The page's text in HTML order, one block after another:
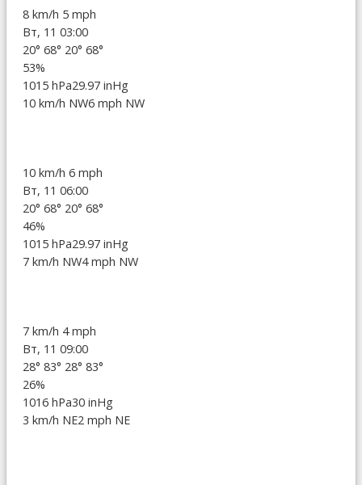
8 km/h 5 mph
Вт, 11 03:00
20° 68° 20° 68°
53%
1015 hPa29.97 inHg
10 km/h NW6 mph NW
10 km/h 6 mph
Вт, 11 06:00
20° 68° 20° 68°
46%
1015 hPa29.97 inHg
7 km/h NW4 mph NW
7 km/h 4 mph
Вт, 11 09:00
28° 83° 28° 83°
26%
1016 hPa30 inHg
3 km/h NE2 mph NE